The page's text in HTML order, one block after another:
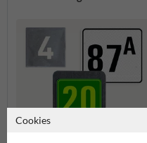
Cookies